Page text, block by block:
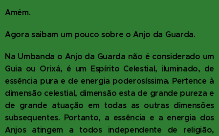
Amém.
Agora saibam um pouco sobre o Anjo da Guarda.
Na Umbanda o Anjo da Guarda não é considerado um
Guia ou Orixá, é um Espírito Celestial, iluminado, de
essência pura e de energia poderosíssima. Pertence à
dimensão celestial, dimensão esta de grande pureza e
de grande atuação em todas as outras dimensões
subsequentes. Portanto, a essência e a energia dos
Anjos atingem a todos independente de religião,